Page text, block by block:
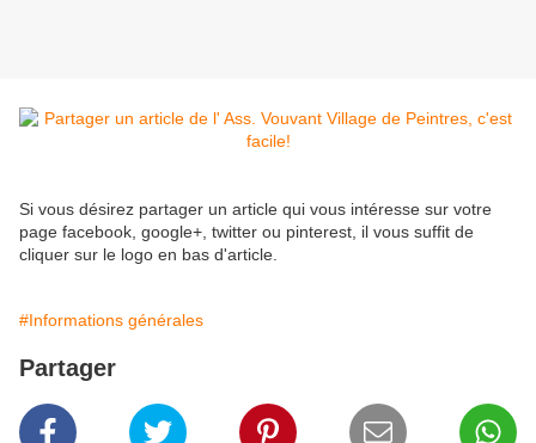
Si vous désirez partager un article qui vous intéresse sur votre
page facebook, google+, twitter ou pinterest, il vous suffit de
cliquer sur le logo en bas d'article.
#Informations générales
Partager